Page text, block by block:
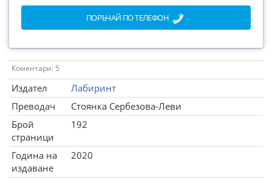
ПОРЪЧАЙ ПО ТЕЛЕФОН
Коментари: 5
Издател
Лабиринт
Преводач
Стоянка Сербезова-Леви
Брой
страници
192
Година на
издаване
2020